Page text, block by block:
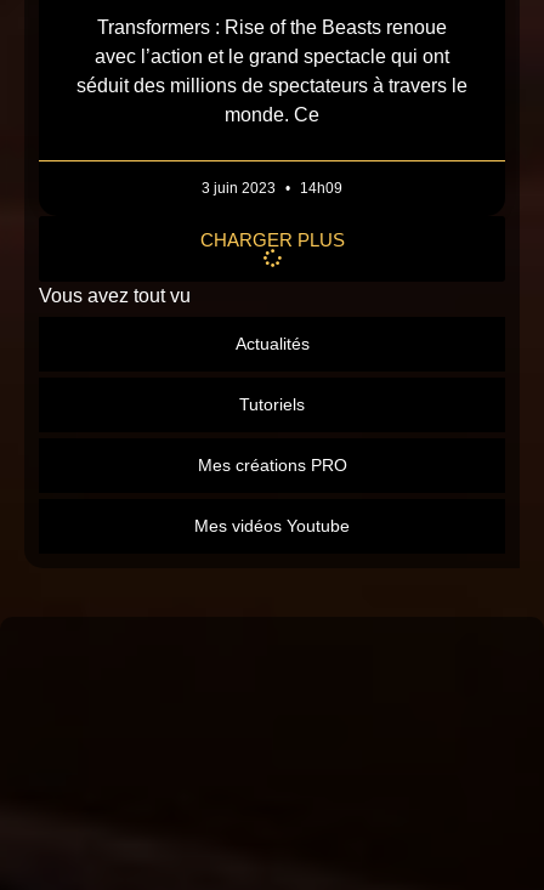
Actualités
Tutoriels
Mes créations PRO
Mes vidéos Youtube
Transformers : Rise of the Beasts renoue
avec l’action et le grand spectacle qui ont
séduit des millions de spectateurs à travers le
monde. Ce
3 juin 2023 14h09
CHARGER PLUS
Vous avez tout vu